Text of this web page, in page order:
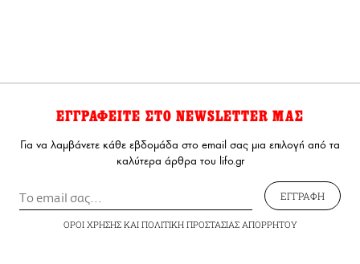
ΕΓΓΡΑΦΕΙΤΕ ΣΤΟ NEWSLETTER ΜΑΣ
Για να λαμβάνετε κάθε εβδομάδα στο email σας μια επιλογή από τα
καλύτερα άρθρα του lifo.gr
ΕΓΓΡΑΦΗ
ΟΡΟΙ ΧΡΗΣΗΣΚΑΙ ΠΟΛΙΤΙΚΗ ΠΡΟΣΤΑΣΙΑΣ ΑΠΟΡΡΗΤΟΥ